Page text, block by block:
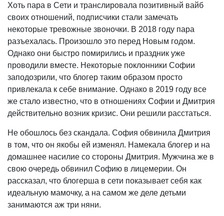
Хоть пара в Сети и транслировала позитивный вайб
своих отношений, подписчики стали замечать
некоторые тревожные звоночки. В 2018 году пара
разъехалась. Произошло это перед Новым годом.
Однако они быстро помирились и праздник уже
проводили вместе. Некоторые поклонники Софии
заподозрили, что блогер таким образом просто
привлекала к себе внимание. Однако в 2019 году все
же стало известно, что в отношениях Софии и Дмитрия
действительно возник кризис. Они решили расстаться.
Не обошлось без скандала. София обвинила Дмитрия
в том, что он якобы ей изменял. Намекала блогер и на
домашнее насилие со стороны Дмитрия. Мужчина же в
свою очередь обвинил Софию в лицемерии. Он
рассказал, что блогерша в сети показывает себя как
идеальную мамочку, а на самом же деле детьми
занимаются аж три няни.